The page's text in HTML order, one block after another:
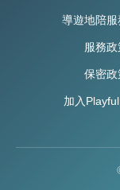
導遊地陪服
服務政
保密政
加入